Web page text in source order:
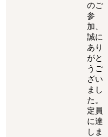
のご
参
加、
誠に
あり
がと
うご
ざい
まし
た。
定員
に達
しま